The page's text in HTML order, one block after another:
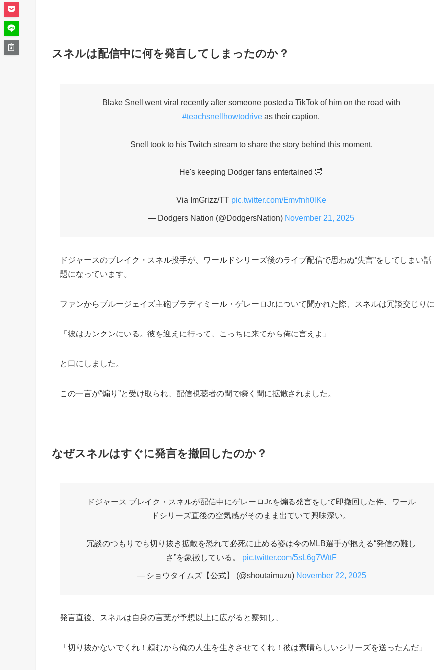
スネルは配信中に何を発言してしまったのか？
Blake Snell went viral recently after someone posted a TikTok of him on the road with
#teachsnellhowtodrive as their caption.
Snell took to his Twitch stream to share the story behind this moment.
He's keeping Dodger fans entertained 🤣
Via ImGrizz/TT pic.twitter.com/Emvfnh0lKe
— Dodgers Nation (@DodgersNation) November 21, 2025
ドジャースのブレイク・スネル投手が、ワールドシリーズ後のライブ配信で思わぬ“失言”をしてしまい話
題になっています。
ファンからブルージェイズ主砲ブラディミール・ゲレーロJr.について聞かれた際、スネルは冗談交じりに
「彼はカンクンにいる。彼を迎えに行って、こっちに来てから俺に言えよ」
と口にしました。
この一言が“煽り”と受け取られ、配信視聴者の間で瞬く間に拡散されました。
なぜスネルはすぐに発言を撤回したのか？
ドジャース ブレイク・スネルが配信中にゲレーロJr.を煽る発言をして即撤回した件、ワール
ドシリーズ直後の空気感がそのまま出ていて興味深い。
冗談のつもりでも切り抜き拡散を恐れて必死に止める姿は今のMLB選手が抱える“発信の難し
さ”を象徴している。 pic.twitter.com/5sL6g7WttF
— ショウタイムズ【公式】 (@shoutaimuzu) November 22, 2025
発言直後、スネルは自身の言葉が予想以上に広がると察知し、
「切り抜かないでくれ！頼むから俺の人生を生きさせてくれ！彼は素晴らしいシリーズを送ったんだ」